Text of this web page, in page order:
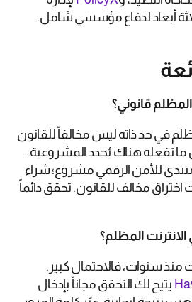
أبعاد لدفاع مؤسسي شامل.
قانوني؟
في حد ذاته ليس مخالفاً للقانون
تفعله هناك يُحدد المشروعية:
للأمن الرقمي مشروع؛ شراء
اختراق مخالف للقانون. تحقق دائماً
المظلم؟
منذ سنوات، فالاحتمال كبير.
يتيح لك التحقق مجاناً بإدخال